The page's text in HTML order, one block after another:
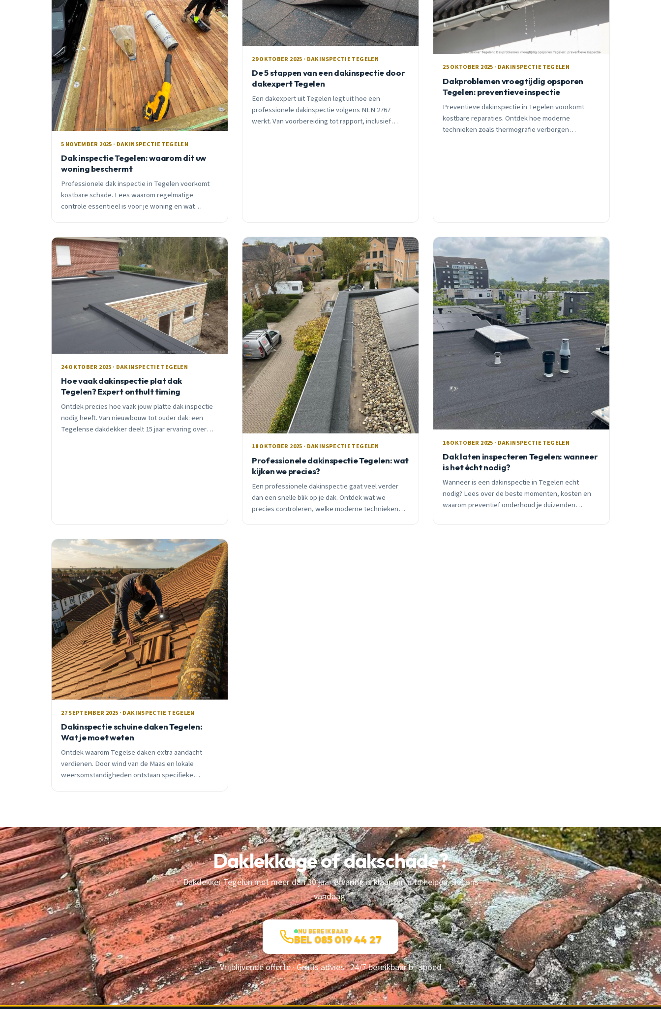
5 NOVEMBER 2025 · DAKINSPECTIE TEGELEN
Dak inspectie Tegelen: waarom dit uw
woning beschermt
Professionele dak inspectie in Tegelen voorkomt
kostbare schade. Lees waarom regelmatige
controle essentieel is voor je woning en wat
29 OKTOBER 2025 · DAKINSPECTIE TEGELEN
De 5 stappen van een dakinspectie door
dakexpert Tegelen
Een dakexpert uit Tegelen legt uit hoe een
professionele dakinspectie volgens NEN 2767
werkt. Van voorbereiding tot rapport, inclusief
25 OKTOBER 2025 · DAKINSPECTIE TEGELEN
Dakproblemen vroegtijdig opsporen
Tegelen: preventieve inspectie
Preventieve dakinspectie in Tegelen voorkomt
kostbare reparaties. Ontdek hoe moderne
technieken zoals thermografie verborgen
24 OKTOBER 2025 · DAKINSPECTIE TEGELEN
Hoe vaak dakinspectie plat dak
Tegelen? Expert onthult timing
Ontdek precies hoe vaak jouw platte dak inspectie
nodig heeft. Van nieuwbouw tot ouder dak: een
Tegelense dakdekker deelt 15 jaar ervaring over
18 OKTOBER 2025 · DAKINSPECTIE TEGELEN
Professionele dakinspectie Tegelen: wat
kijken we precies?
Een professionele dakinspectie gaat veel verder
dan een snelle blik op je dak. Ontdek wat we
precies controleren, welke moderne technieken
16 OKTOBER 2025 · DAKINSPECTIE TEGELEN
Dak laten inspecteren Tegelen: wanneer
is het écht nodig?
Wanneer is een dakinspectie in Tegelen echt
nodig? Lees over de beste momenten, kosten en
waarom preventief onderhoud je duizenden
27 SEPTEMBER 2025 · DAKINSPECTIE TEGELEN
Dakinspectie schuine daken Tegelen:
Wat je moet weten
Ontdek waarom Tegelse daken extra aandacht
verdienen. Door wind van de Maas en lokale
weersomstandigheden ontstaan specifieke
Daklekkage of dakschade?
Dakdekker Tegelen met meer dan 30 jaar ervaring is klaar om u te helpen. Bel ons
vandaag.
NU BEREIKBAAR
BEL 085 019 44 27
Vrijblijvende offerte · Gratis advies · 24/7 bereikbaar bij spoed